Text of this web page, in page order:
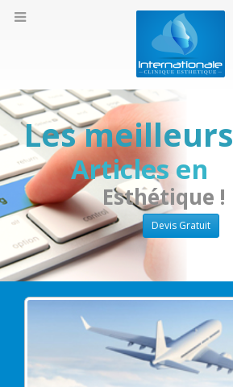
Les meilleurs
Articles en
Esthétique !
Devis Gratuit